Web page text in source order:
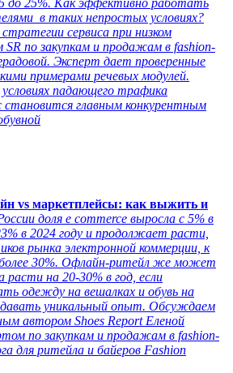
до 25%. Как эффективно работать
в таких непростых условиях?
сервиса при низком
SR по закупкам и продажам в fashion-
Эксперт дает проверенные
примерами речевых модулей.
падающего трафика
становится главным конкурентным
vs маркетплейсы: как выжить и
доля e commerce выросла с 5% в
в 2024 году и продолжает расти,
рынка электронной коммерции, к
30%. Офлайн-ритейл же может
на 20-30% в год, если
одежду на вешалках и обувь на
уникальный опыт. Обсуждаем
автором Shoes Report Еленой
по закупкам и продажам в fashion-
для ритейла и байеров Fashion